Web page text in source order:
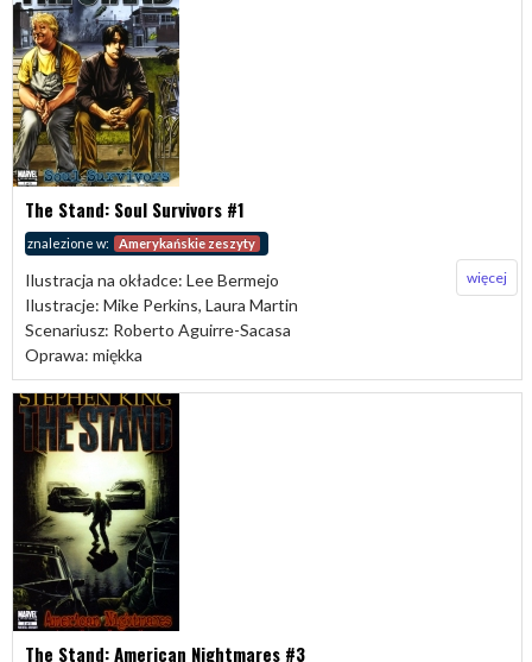
The Stand: Soul Survivors #1
znalezione w: Amerykańskie zeszyty
Ilustracja na okładce: Lee Bermejo
Ilustracje: Mike Perkins, Laura Martin
Scenariusz: Roberto Aguirre-Sacasa
Oprawa: miękka
więcej
The Stand: American Nightmares #3